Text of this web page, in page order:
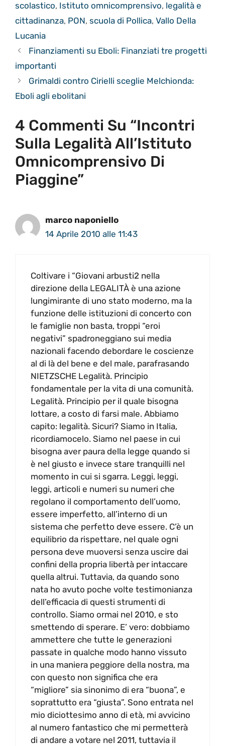
scolastico, Istituto omnicomprensivo, legalità e
cittadinanza, PON, scuola di Pollica, Vallo Della
Lucania
Finanziamenti su Eboli: Finanziati tre progetti
importanti
Grimaldi contro Cirielli sceglie Melchionda:
Eboli agli ebolitani
4 Commenti Su “Incontri
Sulla Legalità All’Istituto
Omnicomprensivo Di
Piaggine”
marco naponiello
14 Aprile 2010 alle 11:43
Coltivare i “Giovani arbusti2 nella
direzione della LEGALITÀ è una azione
lungimirante di uno stato moderno, ma la
funzione delle istituzioni di concerto con
le famiglie non basta, troppi “eroi
negativi” spadroneggiano sui media
nazionali facendo debordare le coscienze
al di là del bene e del male, parafrasando
NIETZSCHE Legalità. Principio
fondamentale per la vita di una comunità.
Legalità. Principio per il quale bisogna
lottare, a costo di farsi male. Abbiamo
capito: legalità. Sicuri? Siamo in Italia,
ricordiamocelo. Siamo nel paese in cui
bisogna aver paura della legge quando si
è nel giusto e invece stare tranquilli nel
momento in cui si sgarra. Leggi, leggi,
leggi, articoli e numeri su numeri che
regolano il comportamento dell’uomo,
essere imperfetto, all’interno di un
sistema che perfetto deve essere. C’è un
equilibrio da rispettare, nel quale ogni
persona deve muoversi senza uscire dai
confini della propria libertà per intaccare
quella altrui. Tuttavia, da quando sono
nata ho avuto poche volte testimonianza
dell’efficacia di questi strumenti di
controllo. Siamo ormai nel 2010, e sto
smettendo di sperare. E’ vero: dobbiamo
ammettere che tutte le generazioni
passate in qualche modo hanno vissuto
in una maniera peggiore della nostra, ma
con questo non significa che era
“migliore” sia sinonimo di era “buona”, e
soprattutto era “giusta”. Sono entrata nel
mio diciottesimo anno di età, mi avvicino
al numero fantastico che mi permetterà
di andare a votare nel 2011, tuttavia il